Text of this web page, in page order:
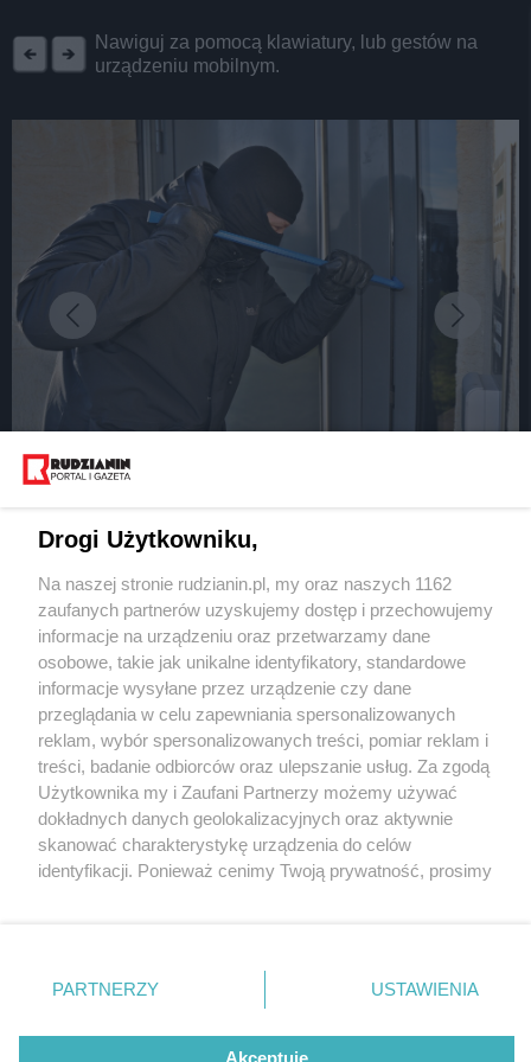
Nawiguj za pomocą klawiatury, lub gestów na
urządzeniu mobilnym.
Śląskiej!
1 / 2
Okres wakacyjny to raj dla
włamywaczy
Wydawca mediów
Nie zapomnij
zapoznać się z:
polityką prywatności regulamin korzystania z portali
Twojemiasto
Piekary Śląskie
Chorzów
Tarnowskie Góry
Gliwice
Skontakuj sięz nami
Kontakt
Wydawca
Redakcja
Drogi Użytkowniku,
Na naszej stronie rudzianin.pl, my oraz naszych 1162
zaufanych partnerów uzyskujemy dostęp i przechowujemy
informacje na urządzeniu oraz przetwarzamy dane
osobowe, takie jak unikalne identyfikatory, standardowe
informacje wysyłane przez urządzenie czy dane
przeglądania w celu zapewniania spersonalizowanych
reklam, wybór spersonalizowanych treści, pomiar reklam i
treści, badanie odbiorców oraz ulepszanie usług. Za zgodą
Użytkownika my i Zaufani Partnerzy możemy używać
dokładnych danych geolokalizacyjnych oraz aktywnie
skanować charakterystykę urządzenia do celów
identyfikacji. Ponieważ cenimy Twoją prywatność, prosimy
prywatności znajdujący się w lewym dolnym rogu strony
. Niektóre rodzaje przetwarzania danych nie wymagają
zgody użytkownika, ale masz prawo sprzeciwić się
takiemu przetwarzaniu. Preferencje będą miały
PARTNERZY USTAWIENIA
Akceptuję